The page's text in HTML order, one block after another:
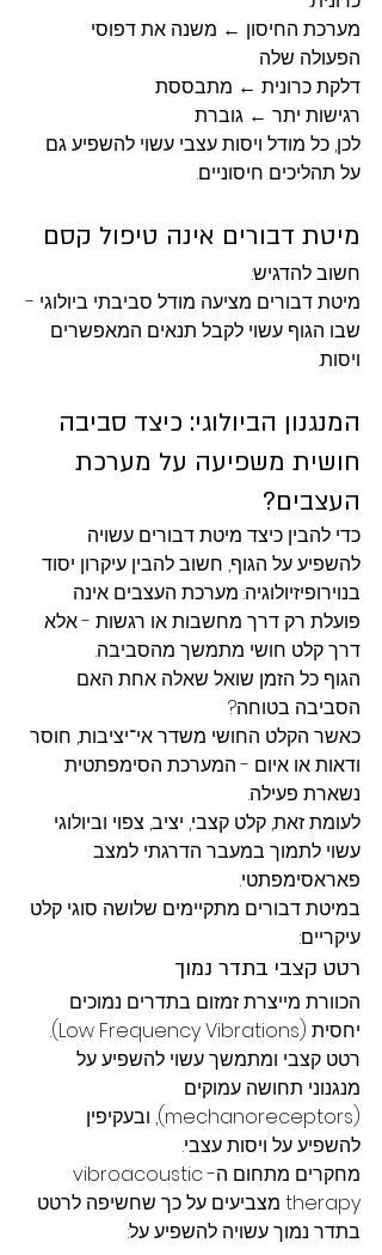
מערכת החיסון ← משנה את דפוסי
הפעולה שלה
דלקת כרונית ← מתבססת
רגישות יתר ← גוברת
לכן, כל מודל ויסות עצבי עשוי להשפיע גם
על תהליכים חיסוניים.
מיטת דבורים אינה טיפול קסם
חשוב להדגיש:
מיטת דבורים מציעה מודל סביבתי ביולוגי -
שבו הגוף עשוי לקבל תנאים המאפשרים
ויסות.
המנגנון הביולוגי: כיצד סביבה
חושית משפיעה על מערכת
העצבים?
כדי להבין כיצד מיטת דבורים עשויה
להשפיע על הגוף, חשוב להבין עיקרון יסוד
בנוירופיזיולוגיה: מערכת העצבים אינה
פועלת רק דרך מחשבות או רגשות - אלא
דרך קלט חושי מתמשך מהסביבה.
הגוף כל הזמן שואל שאלה אחת האם
הסביבה בטוחה?
כאשר הקלט החושי משדר אי־יציבות, חוסר
ודאות או איום - המערכת הסימפתטית
נשארת פעילה.
לעומת זאת, קלט קצבי, יציב, צפוי וביולוגי
עשוי לתמוך במעבר הדרגתי למצב
פאראסימפתטי.
במיטת דבורים מתקיימים שלושה סוגי קלט
עיקריים:
רטט קצבי בתדר נמוך
הכוורת מייצרת זמזום בתדרים נמוכים
יחסית (Low Frequency Vibrations).
רטט קצבי ומתמשך עשוי להשפיע על
מנגנוני תחושה עמוקים
(mechanoreceptors), ובעקיפין
להשפיע על ויסות עצבי.
מחקרים מתחום ה-vibroacoustic
therapy מצביעים על כך שחשיפה לרטט
בתדר נמוך עשויה להשפיע על: